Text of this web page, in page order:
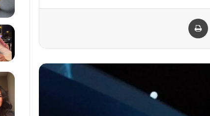
مشاركة عبر البريد
كأس العالم لكرة القدم: لحظات لا تُنسى
في إنجاز تاريخي غير مسبوق منتخب ليبيا
يتوج بلقب مونديال كرة القدم الموحدة في
باريس